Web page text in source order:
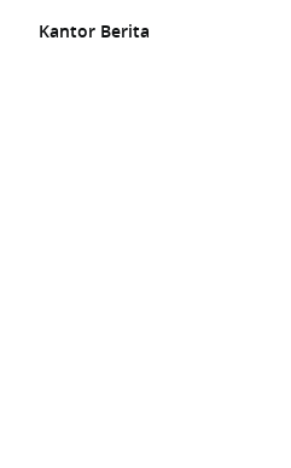
Kantor Berita